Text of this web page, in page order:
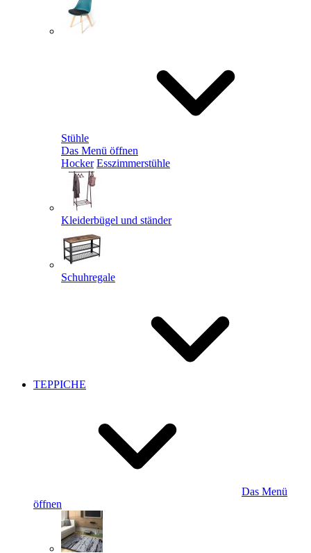
Stühle
Das Menü öffnen
Hocker Esszimmerstühle
Kleiderbügel und ständer
Schuhregale
TEPPICHE
Das Menü
öffnen